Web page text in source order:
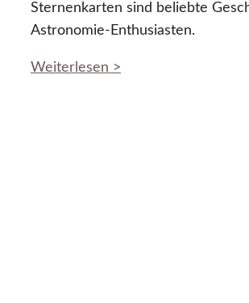
Sternenkarten sind beliebte
Astronomie-Enthusiasten.
Weiterlesen >